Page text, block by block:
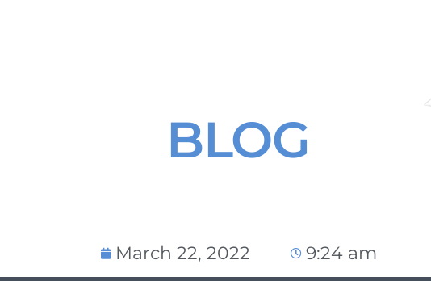
BLOG
March 22, 2022 9:24 am